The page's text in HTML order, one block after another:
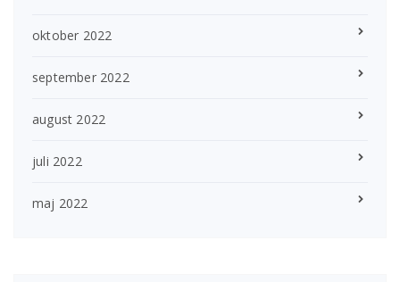
oktober 2022
september 2022
august 2022
juli 2022
maj 2022